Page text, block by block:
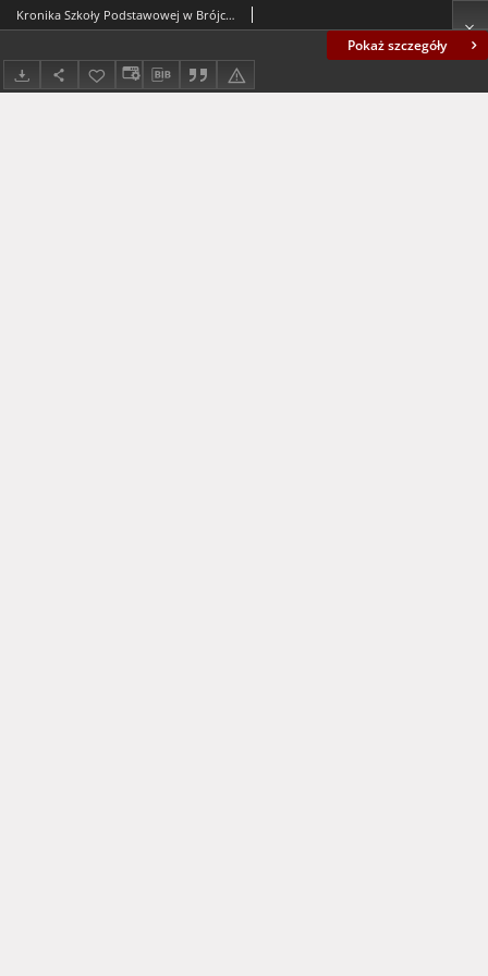
Pokaż szczegóły
Kronika Szkoły Podstawowej w Brójcach - lata 40.